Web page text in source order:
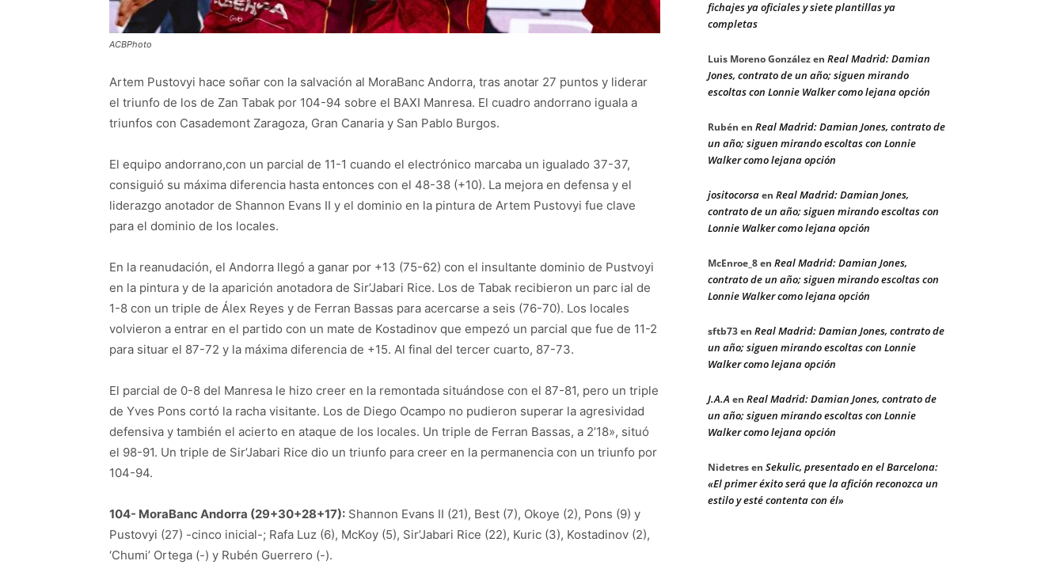
ACBPhoto
Artem Pustovyi hace soñar con la salvación al MoraBanc Andorra, tras anotar 27 puntos y liderar
el triunfo de los de Zan Tabak por 104-94 sobre el BAXI Manresa. El cuadro andorrano iguala a
triunfos con Casademont Zaragoza, Gran Canaria y San Pablo Burgos.
El equipo andorrano,con un parcial de 11-1 cuando el electrónico marcaba un igualado 37-37,
consiguió su máxima diferencia hasta entonces con el 48-38 (+10). La mejora en defensa y el
liderazgo anotador de Shannon Evans II y el dominio en la pintura de Artem Pustovyi fue clave
para el dominio de los locales.
En la reanudación, el Andorra llegó a ganar por +13 (75-62) con el insultante dominio de Pustvoyi
en la pintura y de la aparición anotadora de Sir’Jabari Rice. Los de Tabak recibieron un parc ial de
1-8 con un triple de Álex Reyes y de Ferran Bassas para acercarse a seis (76-70). Los locales
volvieron a entrar en el partido con un mate de Kostadinov que empezó un parcial que fue de 11-2
para situar el 87-72 y la máxima diferencia de +15. Al final del tercer cuarto, 87-73.
El parcial de 0-8 del Manresa le hizo creer en la remontada situándose con el 87-81, pero un triple
de Yves Pons cortó la racha visitante. Los de Diego Ocampo no pudieron superar la agresividad
defensiva y también el acierto en ataque de los locales. Un triple de Ferran Bassas, a 2’18», situó
el 98-91. Un triple de Sir’Jabari Rice dio un triunfo para creer en la permanencia con un triunfo por
104-94.
104- MoraBanc Andorra (29+30+28+17): Shannon Evans II (21), Best (7), Okoye (2), Pons (9) y
Pustovyi (27) -cinco inicial-; Rafa Luz (6), McKoy (5), Sir’Jabari Rice (22), Kuric (3), Kostadinov (2),
‘Chumi’ Ortega (-) y Rubén Guerrero (-).
fichajes ya oficiales y siete plantillas ya
completas
Luis Moreno Gonzálezen Real Madrid: Damian
Jones, contrato de un año; siguen mirando
escoltas con Lonnie Walker como lejana opción
Rubén en Real Madrid: Damian Jones, contrato de
un año; siguen mirando escoltas con Lonnie
Walker como lejana opción
jositocorsaen Real Madrid: Damian Jones,
contrato de un año; siguen mirando escoltas con
Lonnie Walker como lejana opción
McEnroe_8en Real Madrid: Damian Jones,
contrato de un año; siguen mirando escoltas con
Lonnie Walker como lejana opción
sftb73en Real Madrid: Damian Jones, contrato de
un año; siguen mirando escoltas con Lonnie
Walker como lejana opción
J.A.A en Real Madrid: Damian Jones, contrato de
un año; siguen mirando escoltas con Lonnie
Walker como lejana opción
Nidetresen Sekulic, presentado en el Barcelona:
«El primer éxito será que la afición reconozca un
estilo y esté contenta con él»